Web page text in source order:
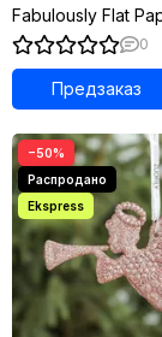
Fabulously Flat
0
Предзаказ
−50%